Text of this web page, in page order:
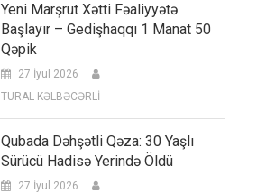
Yeni Marşrut Xətti Fəaliyyətə
Başlayır – Gedişhaqqı 1 Manat 50
Qəpik
27 İyul 2026
TURAL KƏLBƏCƏRLİ
Qubada Dəhşətli Qəza: 30 Yaşlı
Sürücü Hadisə Yerində Öldü
27 İyul 2026